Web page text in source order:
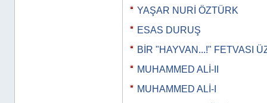
YAŞAR NURİ ÖZTÜRK
ESAS DURUŞ
BİR "HAYVAN...!" FETVASI
MUHAMMED ALİ-II
MUHAMMED ALİ-I